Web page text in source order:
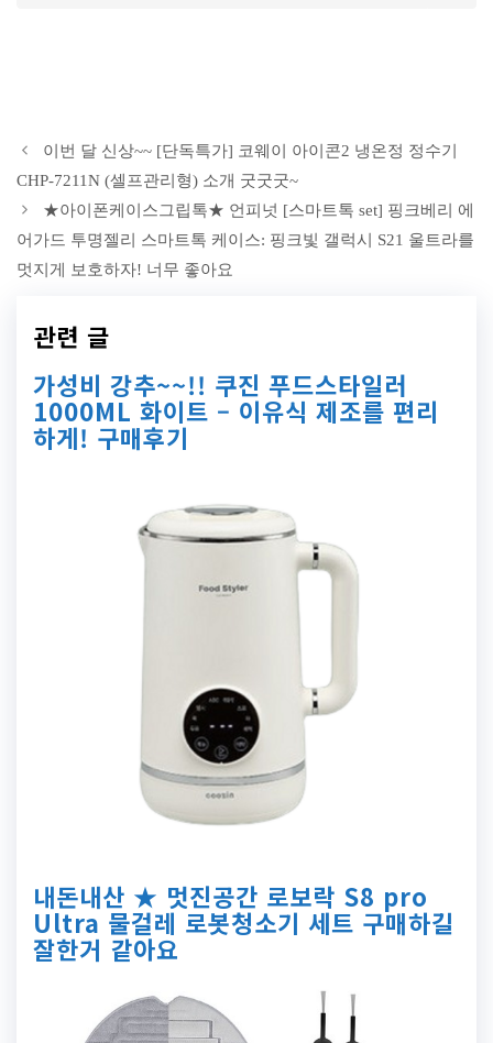
이번 달 신상~~ [단독특가] 코웨이 아이콘2 냉온정 정수기
CHP-7211N (셀프관리형) 소개 굿굿굿~
★아이폰케이스그립톡★ 언피넛 [스마트톡 set] 핑크베리 에
어가드 투명젤리 스마트톡 케이스: 핑크빛 갤럭시 S21 울트라를
멋지게 보호하자! 너무 좋아요
관련 글
가성비 강추~~!! 쿠진 푸드스타일러
1000ML 화이트 – 이유식 제조를 편리
하게! 구매후기
내돈내산 ★ 멋진공간 로보락 S8 pro
Ultra 물걸레 로봇청소기 세트 구매하길
잘한거 같아요